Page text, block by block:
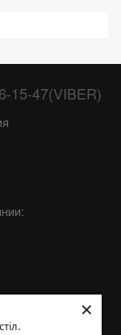
×
15-47(VIBER)